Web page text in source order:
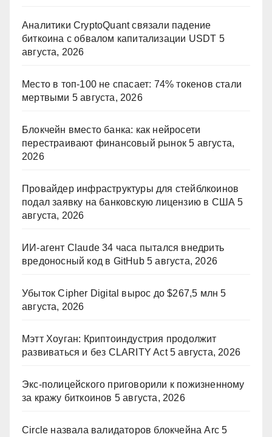
Аналитики CryptoQuant связали падение
биткоина с обвалом капитализации USDT 5
августа, 2026
Место в топ-100 не спасает: 74% токенов стали
мертвыми 5 августа, 2026
Блокчейн вместо банка: как нейросети
перестраивают финансовый рынок 5 августа,
2026
Провайдер инфраструктуры для стейблкоинов
подал заявку на банковскую лицензию в США 5
августа, 2026
ИИ-агент Claude 34 часа пытался внедрить
вредоносный код в GitHub 5 августа, 2026
Убыток Cipher Digital вырос до $267,5 млн 5
августа, 2026
Мэтт Хоуган: Криптоиндустрия продолжит
развиваться и без CLARITY Act 5 августа, 2026
Экс-полицейского приговорили к пожизненному
за кражу биткоинов 5 августа, 2026
Circle назвала валидаторов блокчейна Arc 5